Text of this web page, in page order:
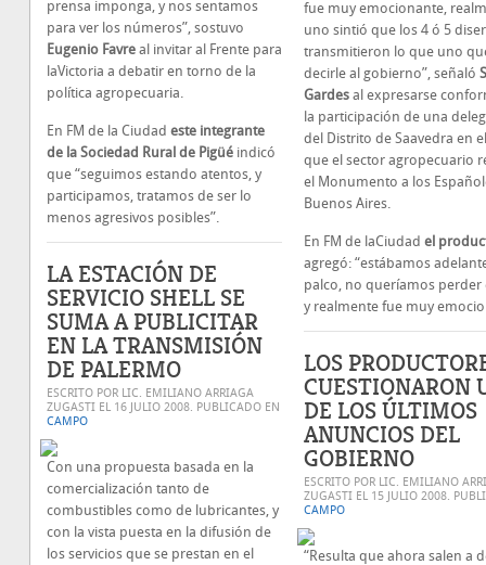
prensa imponga, y nos sentamos
para ver los números”, sostuvo
Eugenio Favre al invitar al Frente para
laVictoria a debatir en torno de la
política agropecuaria.
En FM de la Ciudad este integrante
de la Sociedad Rural de Pigüé indicó
que “seguimos estando atentos, y
participamos, tratamos de ser lo
menos agresivos posibles”.
LA ESTACIÓN DE
SERVICIO SHELL SE
SUMA A PUBLICITAR
EN LA TRANSMISIÓN
DE PALERMO
ESCRITO POR LIC. EMILIANO ARRIAGA
ZUGASTI EL 16 JULIO 2008. PUBLICADO EN
CAMPO
Con una propuesta basada en la
comercialización tanto de
combustibles como de lubricantes, y
con la vista puesta en la difusión de
los servicios que se prestan en el
fue muy emocionante,
uno sintió que los 4 ó 5
transmitieron lo que uno
decirle al gobierno”, señaló
Gardes al expresarse
la participación de una
del Distrito de Saavedra en
que el sector agropecuario
el Monumento a los
Buenos Aires.
En FM de laCiudad el
agregó: “estábamos
palco, no queríamos perder
y realmente fue muy
LOS
CUESTIONARON
DE LOS ÚLTIMOS
ANUNCIOS DEL
GOBIERNO
ESCRITO POR LIC. EMILIANO
ZUGASTI EL 15 JULIO 2008.
CAMPO
“Resulta que ahora salen a